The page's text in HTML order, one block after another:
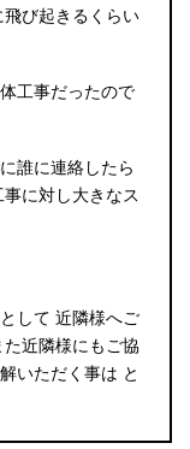
び起きるくらい
工事だったので
誰に連絡したら
に対し大きなス
して 近隣様へご
近隣様にもご協
いただく事は と